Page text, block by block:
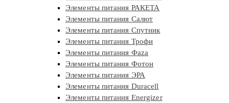
Элементы питания РАКЕТА
Элементы питания Салют
Элементы питания Спутник
Элементы питания Трофи
Элементы питания Фaza
Элементы питания Фотон
Элементы питания ЭРА
Элементы питания Duracell
Элементы питания Energizer